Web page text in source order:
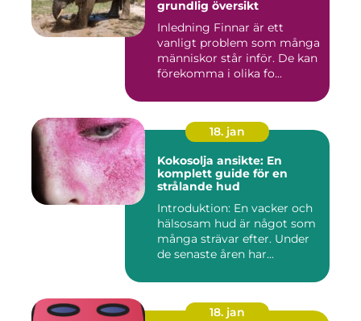
grundlig översikt
Inledning Finnar är ett
vanligt problem som många
människor står inför. De kan
förekomma i olika fo...
18. jan
Kokosolja ansikte: En
komplett guide för en
strålande hud
Introduktion: En vacker och
hälsosam hud är något som
många strävar efter. Under
de senaste åren har...
18. jan